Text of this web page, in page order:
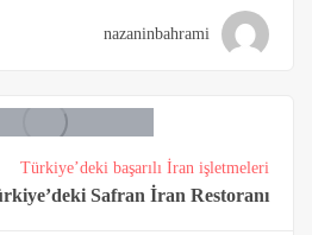
nazaninbahrami
Türkiye’deki başarılı İran işletmeleri
Safran İran Restoranı